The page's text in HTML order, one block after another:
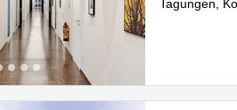
Tagungen,